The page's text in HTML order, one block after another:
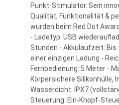
Punkt-Stimulator. Sein
Qualität, Funktionalität &
wurden beim Red Dot
- Ladetyp: USB
Stunden - Akkulaufzeit:
einer einzigen Ladung -
Fernbedienung: 5 Meter -
Körpersichere Silikonhülle,
Wasserdicht: IPX7
Steuerung: Ein-Knopf-